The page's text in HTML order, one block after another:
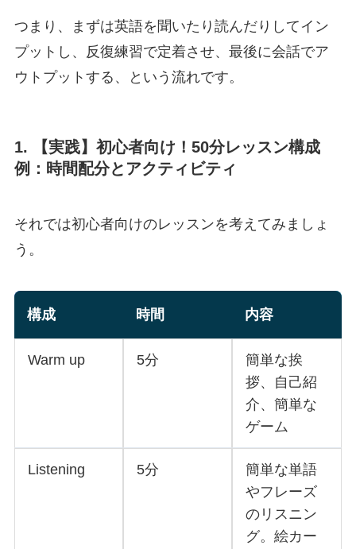
つまり、まずは英語を聞いたり読んだりしてイン
プットし、反復練習で定着させ、最後に会話でア
ウトプットする、という流れです。
1. 【実践】初心者向け！50分レッスン構成
例：時間配分とアクティビティ
それでは初心者向けのレッスンを考えてみましょ
う。
構成 時間 内容
Warm up 5分
簡単な挨
拶、自己紹
介、簡単な
ゲーム
Listening 5分
簡単な単語
やフレーズ
のリスニン
グ。絵カー